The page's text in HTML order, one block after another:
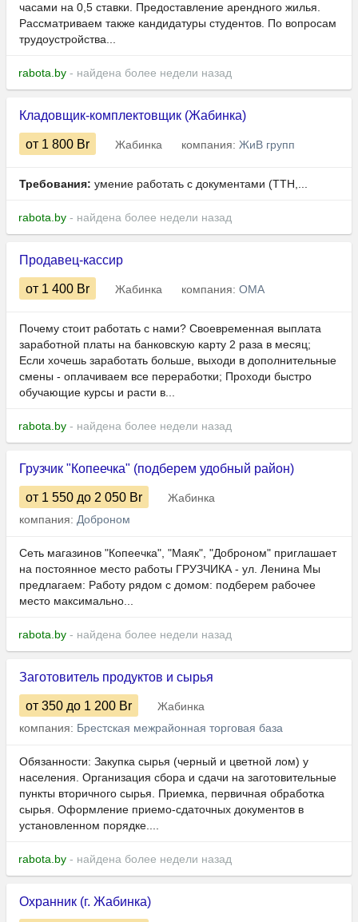
часами на 0,5 ставки. Предоставление арендного жилья.
Рассматриваем также кандидатуры студентов. По вопросам
трудоустройства...
rabota.by - найдена более недели назад
Кладовщик-комплектовщик (Жабинка)
от 1 800 Br Жабинка компания: ЖиВ групп
Требования: умение работать с документами (ТТН,...
rabota.by - найдена более недели назад
Продавец-кассир
от 1 400 Br Жабинка компания: ОМА
Почему стоит работать с нами? Своевременная выплата
заработной платы на банковскую карту 2 раза в месяц;
Если хочешь заработать больше, выходи в дополнительные
смены - оплачиваем все переработки; Проходи быстро
обучающие курсы и расти в...
rabota.by - найдена более недели назад
Грузчик "Копеечка" (подберем удобный район)
от 1 550 до 2 050 Br
Жабинка
компания: Доброном
Сеть магазинов "Копеечка", "Маяк", "Доброном" приглашает
на постоянное место работы ГРУЗЧИКА - ул. Ленина Мы
предлагаем: Работу рядом с домом: подберем рабочее
место максимально...
rabota.by - найдена более недели назад
Заготовитель продуктов и сырья
от 350 до 1 200 Br
Жабинка
компания: Брестская межрайонная торговая база
Обязанности: Закупка сырья (черный и цветной лом) у
населения. Организация сбора и сдачи на заготовительные
пункты вторичного сырья. Приемка, первичная обработка
сырья. Оформление приемо-сдаточных документов в
установленном порядке....
rabota.by - найдена более недели назад
Охранник (г. Жабинка)